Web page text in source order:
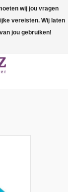
wij jou vragen
vereisten. Wij laten
jou gebruiken!